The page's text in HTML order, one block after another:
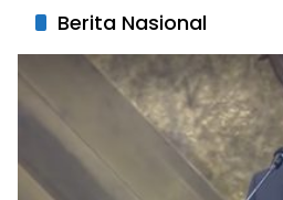
Berita Nasional